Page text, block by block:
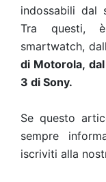
indossabili dal
Tra questi, è
smartwatch,
di Motorola,
3 di Sony.
Se questo
sempre
iscriviti alla